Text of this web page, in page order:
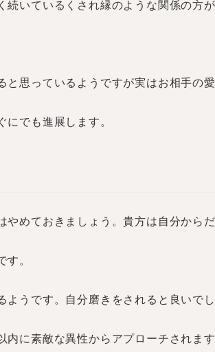
いているくされ縁のような関係の方
思っているようですが実はお相手の愛
にでも進展します。
めておきましょう。貴方は自分から
す。
うです。自分磨きをされると良いでし
に素敵な異性からアプローチされます